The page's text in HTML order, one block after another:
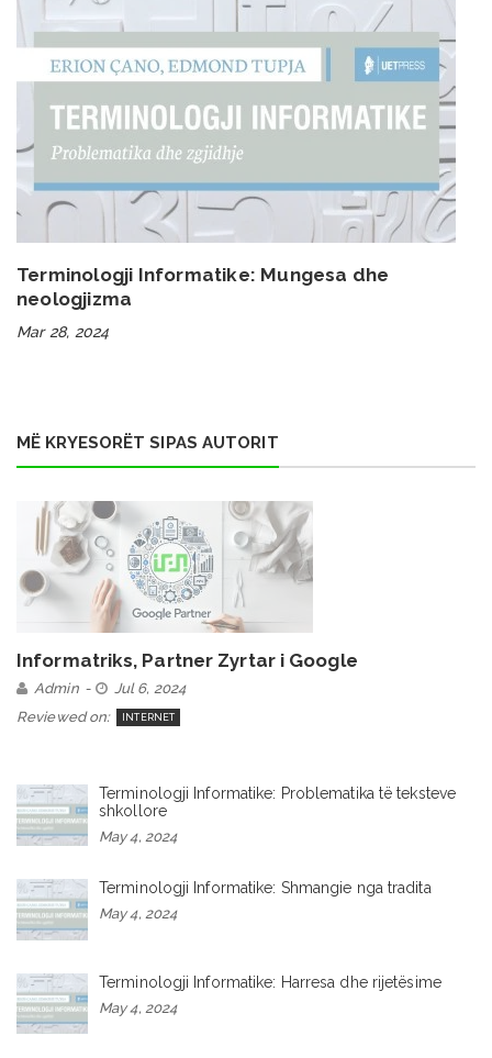
Terminologji Informatike: Mungesa dhe
neologjizma
Mar 28, 2024
MË KRYESORËT SIPAS AUTORIT
Informatriks, Partner Zyrtar i Google
Admin
Jul 6, 2024
Reviewed on:
INTERNET
Terminologji Informatike: Problematika të teksteve
shkollore
May 4, 2024
Terminologji Informatike: Shmangie nga tradita
May 4, 2024
Terminologji Informatike: Harresa dhe rijetësime
May 4, 2024